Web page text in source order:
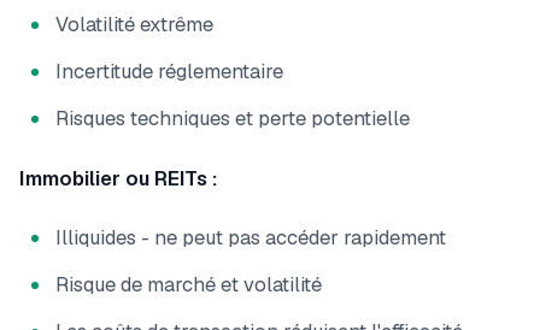
Volatilité extrême
Incertitude réglementaire
Risques techniques et perte potentielle
Immobilier ou REITs :
Illiquides - ne peut pas accéder rapidement
Risque de marché et volatilité